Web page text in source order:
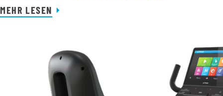
MEHR LESEN